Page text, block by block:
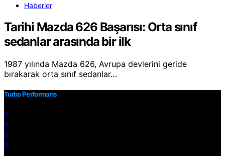
Haberler
Tarihi Mazda 626 Başarısı: Orta sınıf
sedanlar arasında bir ilk
1987 yılında Mazda 626, Avrupa devlerini geride
bırakarak orta sınıf sedanlar…
Turbo Performans
0
0
0
0